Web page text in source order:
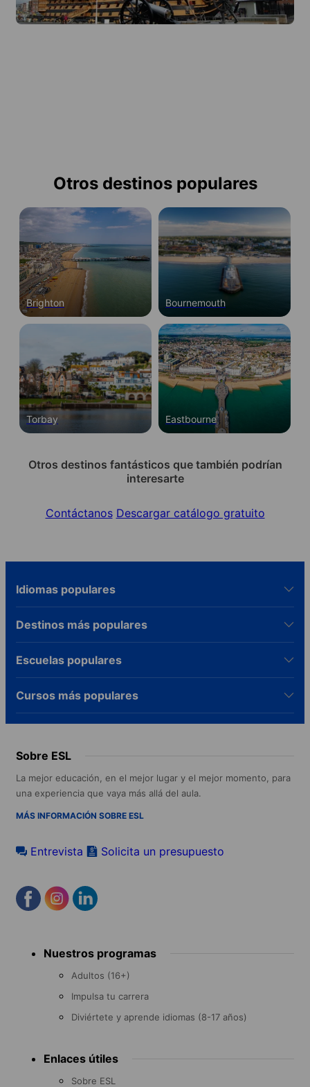
Otros destinos populares
Brighton Bournemouth
Torbay Eastbourne
Otros destinos fantásticos que también podrían
interesarte
Contáctanos Descargar catálogo gratuito
Idiomas populares
Destinos más populares
Escuelas populares
Cursos más populares
Sobre ESL
La mejor educación, en el mejor lugar y el mejor momento, para
una experiencia que vaya más allá del aula.
MÁS INFORMACIÓN SOBRE ESL
Entrevista Solicita un presupuesto
menu Nuestros programas
Adultos (16+)
Impulsa tu carrera
Diviértete y aprende idiomas (8-17 años)
Enlaces útiles
Sobre ESL